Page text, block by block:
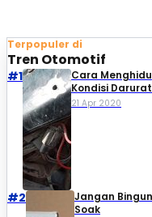
Terpopuler di
Tren Otomotif
#1
Cara
Kondisi
21 Apr 2020
#2
Jangan
Soak